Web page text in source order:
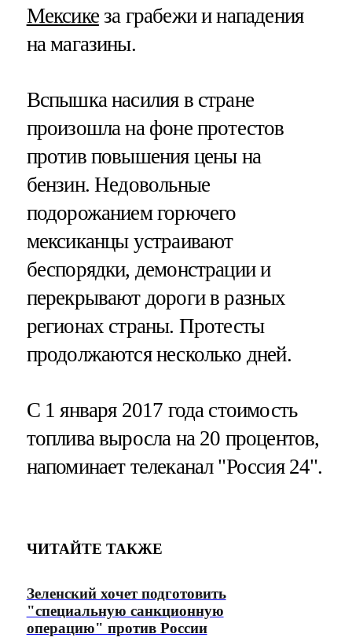
Мексикеза грабежи и нападения
на магазины.
Вспышка насилия в стране
произошла на фоне протестов
против повышения цены на
бензин. Недовольные
подорожанием горючего
мексиканцы устраивают
беспорядки, демонстрации и
перекрывают дороги в разных
регионах страны. Протесты
продолжаются несколько дней.
С 1 января 2017 года стоимость
топлива выросла на 20 процентов,
напоминает телеканал "Россия 24".
ЧИТАЙТЕ ТАКЖЕ
Зеленский хочет подготовить
"специальную санкционную
операцию" против России